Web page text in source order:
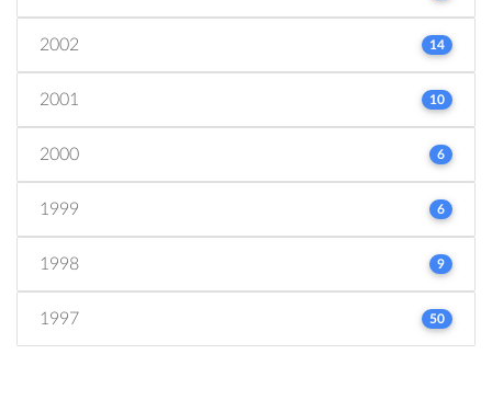
2002 14
2001 10
2000 6
1999 6
1998 9
1997 50